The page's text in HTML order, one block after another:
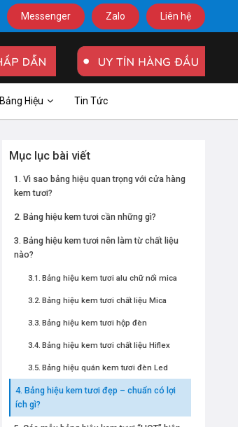
Messenger Zalo Liên hệ
Bảng Hiệu Tin Tức
Mục lục bài viết
Vì sao bảng hiệu quan trọng với cửa hàng
kem tươi?
Bảng hiệu kem tươi cần những gì?
Bảng hiệu kem tươi nên làm từ chất liệu
nào?
Bảng hiệu kem tươi alu chữ nổi mica
Bảng hiệu kem tươi chất liệu Mica
Bảng hiệu kem tươi hộp đèn
Bảng hiệu kem tươi chất liệu Hiflex
Bảng hiệu quán kem tươi đèn Led
Bảng hiệu kem tươi đẹp – chuẩn có lợi
ích gì?